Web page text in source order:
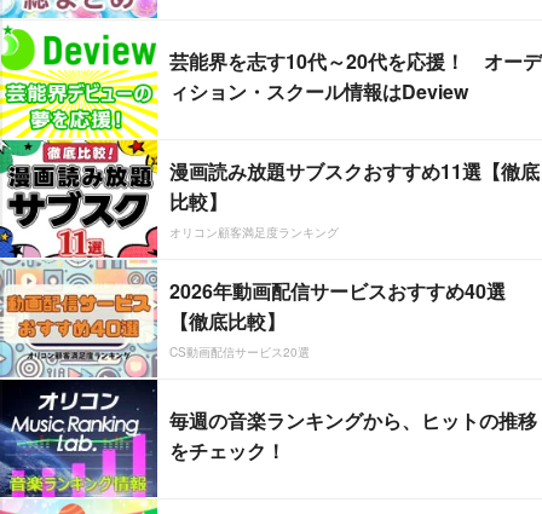
芸能界を志す10代～20代を応援！ オーデ
ィション・スクール情報はDeview
漫画読み放題サブスクおすすめ11選【徹底
比較】
オリコン顧客満足度ランキング
2026年動画配信サービスおすすめ40選
【徹底比較】
CS動画配信サービス20選
毎週の音楽ランキングから、ヒットの推移
をチェック！